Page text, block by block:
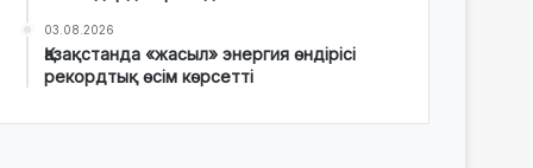
03.08.2026
Қазақстанда «жасыл» энергия өндірісі
рекордтық өсім көрсетті